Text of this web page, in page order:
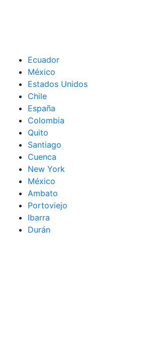
Ecuador
México
Estados Unidos
Chile
España
Colombia
Quito
Santiago
Cuenca
New York
México
Ambato
Portoviejo
Ibarra
Durán